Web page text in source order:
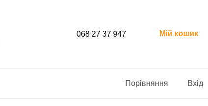
068 27 37 947 Мій кошик
Порівняння Вхід